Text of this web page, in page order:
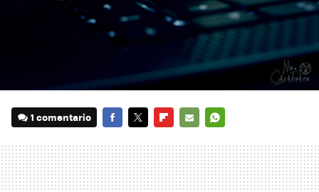
1 comentario
MAIL